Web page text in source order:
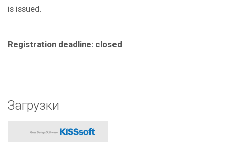
is issued.
Registration deadline: closed
Загрузки